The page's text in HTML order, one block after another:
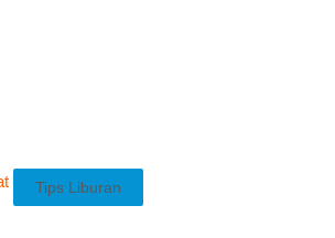
Tips Liburan